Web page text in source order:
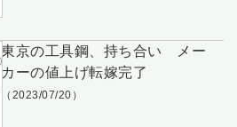
東京の工具鋼、持ち合い メー
カーの値上げ転嫁完了
（2023/07/20）